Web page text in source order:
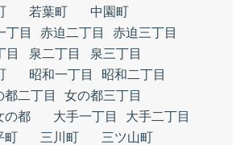
若葉町
中園町
丁目 赤迫二丁目
赤迫三丁目
目 泉二丁目
泉三丁目
昭和一丁目
昭和二丁目
都二丁目
女の都三丁目
の都 大手一丁目
大手二丁目
町 三川町
三ツ山町